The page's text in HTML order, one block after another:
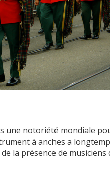
une notoriété mondiale
à anches a
la présence de